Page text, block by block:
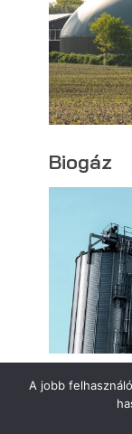
Biogáz
A jobb